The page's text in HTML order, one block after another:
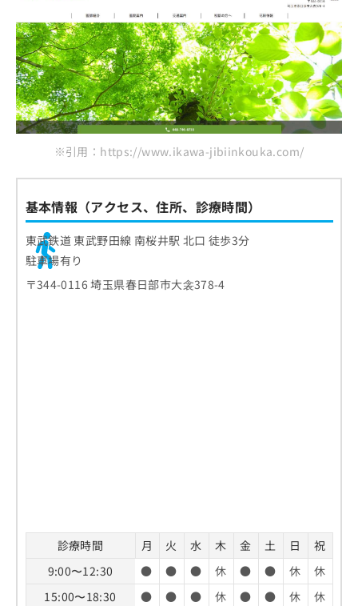
※引用：https://www.ikawa-jibiinkouka.com/
基本情報（アクセス、住所、診療時間）
東武鉄道 東武野田線 南桜井駅 北口 徒歩3分
駐車場有り
〒344-0116 埼玉県春日部市大衾378-4
診療時間 月 火 水 木 金 土 日
祝
9:00〜12:30
● ● ● 休 ● ● 休
休
15:00〜18:30
● ● ● 休 ● ● 休
休